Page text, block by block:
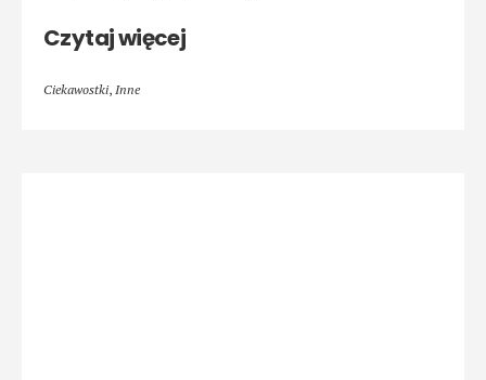
Czytaj więcej
Ciekawostki, Inne